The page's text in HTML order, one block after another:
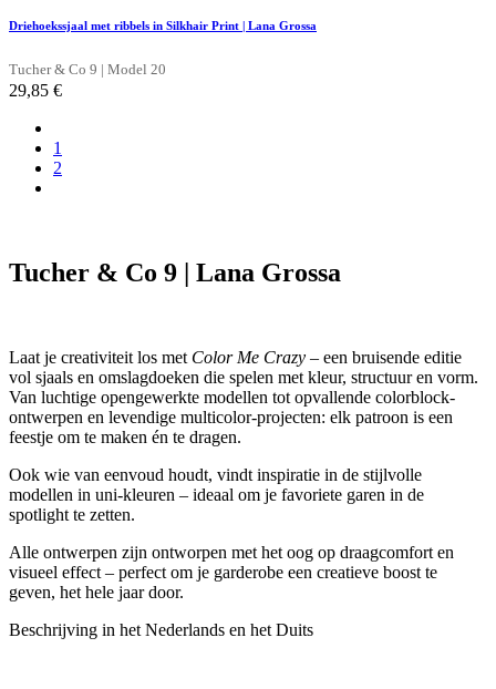
Driehoekssjaal met ribbels in Silkhair Print | Lana Grossa
Tucher & Co 9 | Model 20
29,85 €
1
2
Tucher & Co 9 | Lana Grossa
Laat je creativiteit los met Color Me Crazy – een bruisende editie
vol sjaals en omslagdoeken die spelen met kleur, structuur en vorm.
Van luchtige opengewerkte modellen tot opvallende colorblock-
ontwerpen en levendige multicolor-projecten: elk patroon is een
feestje om te maken én te dragen.
Ook wie van eenvoud houdt, vindt inspiratie in de stijlvolle
modellen in uni-kleuren – ideaal om je favoriete garen in de
spotlight te zetten.
Alle ontwerpen zijn ontworpen met het oog op draagcomfort en
visueel effect – perfect om je garderobe een creatieve boost te
geven, het hele jaar door.
Beschrijving in het Nederlands en het Duits